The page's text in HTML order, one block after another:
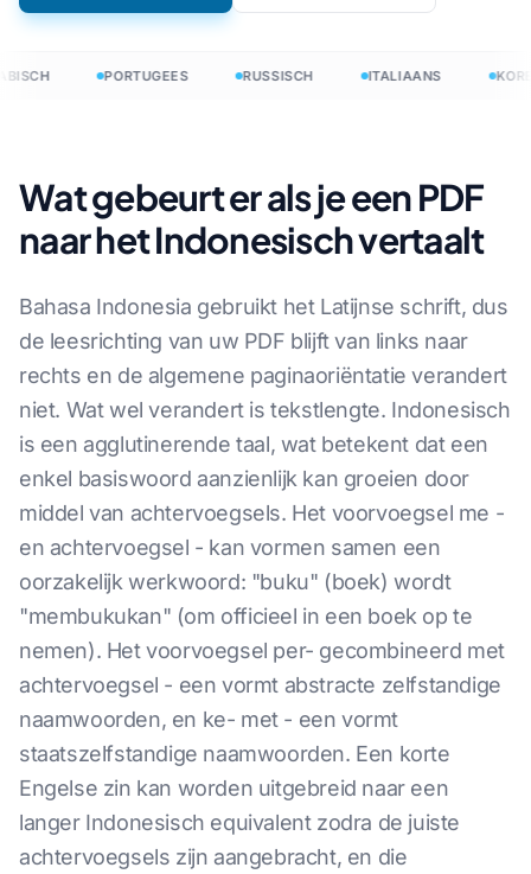
PORTUGEES RUSSISCH ITALIAANS
Wat gebeurt er als je een PDF
naar het Indonesisch vertaalt
Bahasa Indonesia gebruikt het Latijnse schrift, dus
de leesrichting van uw PDF blijft van links naar
rechts en de algemene paginaoriëntatie verandert
niet. Wat wel verandert is tekstlengte. Indonesisch
is een agglutinerende taal, wat betekent dat een
enkel basiswoord aanzienlijk kan groeien door
middel van achtervoegsels. Het voorvoegsel me -
en achtervoegsel - kan vormen samen een
oorzakelijk werkwoord: "buku" (boek) wordt
"membukukan" (om officieel in een boek op te
nemen). Het voorvoegsel per- gecombineerd met
achtervoegsel - een vormt abstracte zelfstandige
naamwoorden, en ke- met - een vormt
staatszelfstandige naamwoorden. Een korte
Engelse zin kan worden uitgebreid naar een
langer Indonesisch equivalent zodra de juiste
achtervoegsels zijn aangebracht, en die